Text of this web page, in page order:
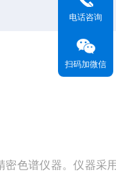
密色谱仪器。仪器采
电话咨询
扫码加微信